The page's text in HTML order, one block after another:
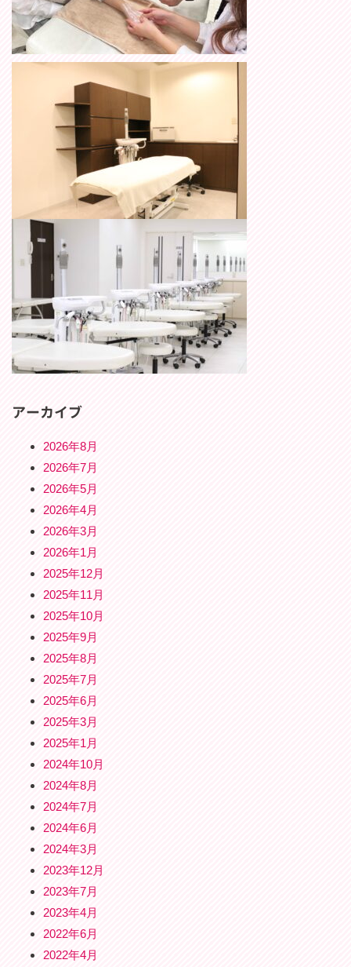
アーカイブ
2026年8月
2026年7月
2026年5月
2026年4月
2026年3月
2026年1月
2025年12月
2025年11月
2025年10月
2025年9月
2025年8月
2025年7月
2025年6月
2025年3月
2025年1月
2024年10月
2024年8月
2024年7月
2024年6月
2024年3月
2023年12月
2023年7月
2023年4月
2022年6月
2022年4月